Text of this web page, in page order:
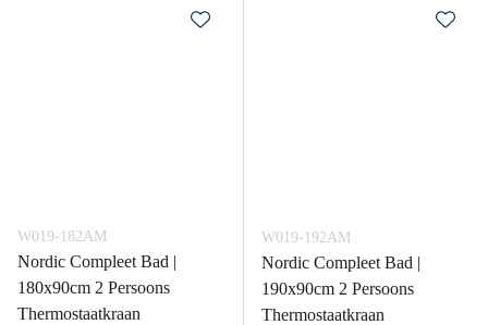
W019-182AM
Nordic Compleet Bad |
180x90cm 2 Persoons
Thermostaatkraan
W019-192AM
Nordic Compleet Bad |
190x90cm 2 Persoons
Thermostaatkraan